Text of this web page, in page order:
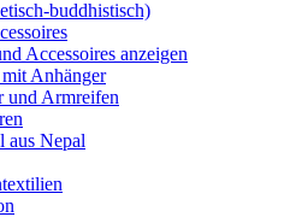
buddhistisch)
Accessoires anzeigen
Anhänger
und Armreifen
aus Nepal